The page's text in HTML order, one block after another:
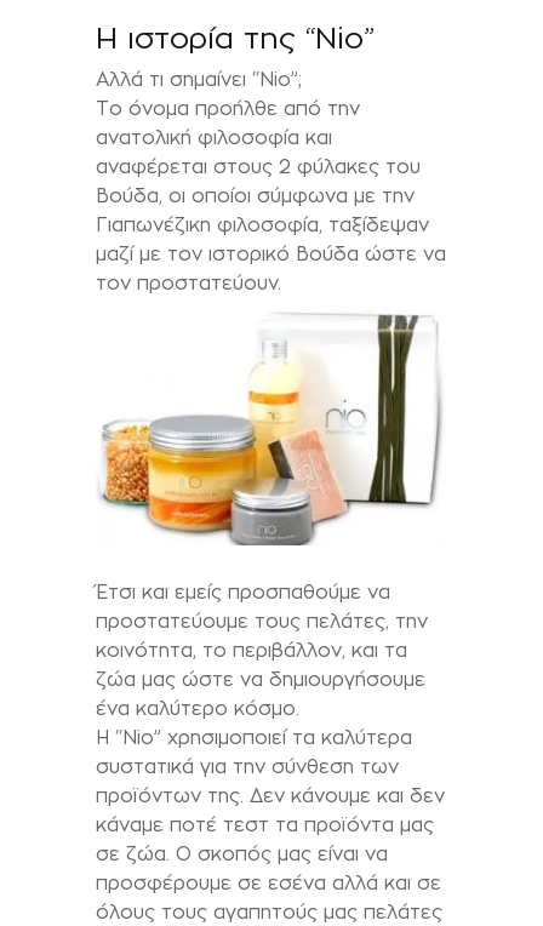
H ιστορία της “Nio”
Αλλά τι σημαίνει “Nio”;
Το όνομα προήλθε από την
ανατολική φιλοσοφία και
αναφέρεται στους 2 φύλακες του
Βούδα, οι οποίοι σύμφωνα με την
Γιαπωνέζικη φιλοσοφία, ταξίδεψαν
μαζί με τον ιστορικό Βούδα ώστε να
τον προστατεύουν.
Έτσι και εμείς προσπαθούμε να
προστατεύουμε τους πελάτες, την
κοινότητα, το περιβάλλον, και τα
ζώα μας ώστε να δημιουργήσουμε
ένα καλύτερο κόσμο.
Η “Nio” χρησιμοποιεί τα καλύτερα
συστατικά για την σύνθεση των
προϊόντων της. Δεν κάνουμε και δεν
κάναμε ποτέ τεστ τα προϊόντα μας
σε ζώα. Ο σκοπός μας είναι να
προσφέρουμε σε εσένα αλλά και σε
όλους τους αγαπητούς μας πελάτες